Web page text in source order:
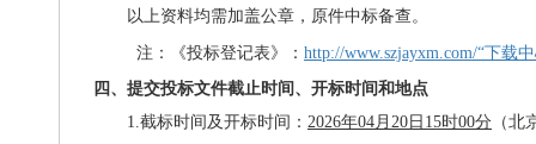
以上资料均需加盖公章，原件中标备查。
注：《投标登记表》： http://www.szjayxm.com/“下载
四、提交投标文件截止时间、开标时间和地点
1.截标时间及开标时间： 2026年04月 20 日 15时00分 （北